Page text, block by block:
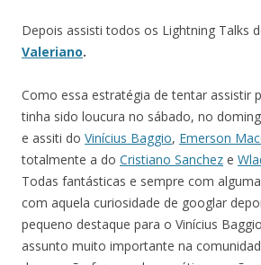
Depois assisti todos os Lightning Talks
Valeriano.
Como essa estratégia de tentar assistir
tinha sido loucura no sábado, no
e assiti do Vinícius Baggio, Emerson
totalmente a do Cristiano Sanchez e
Todas fantásticas e sempre com
com aquela curiosidade de googlar
pequeno destaque para o Vinícius
assunto muito importante na